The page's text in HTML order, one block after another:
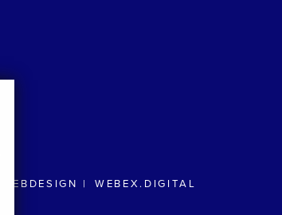
WEBDESIGN WEBEX.DIGITAL